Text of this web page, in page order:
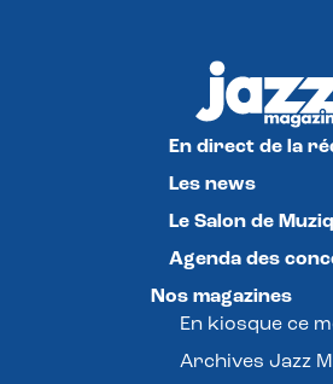
En direct de la
Les news
Le Salon de Muziq
Agenda des
Nos magazines
En kiosque ce
Archives Jazz